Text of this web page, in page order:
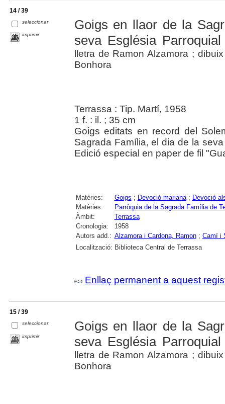
14 / 39
seleccionar
imprimir
Goigs en llaor de la
seva Església
lletra de Ramon Alzamora ;
Bonhora
Terrassa : Tip. Martí, 1958
1 f. : il. ; 35 cm
Goigs editats en record del
Sagrada Família, el dia de la
Edició especial en paper de fil
Matèries: Goigs ; Devoció mariana; Devoció
Matèries:
Parròquia de la Sagrada Família de
Àmbit:
Terrassa
Cronologia:
1958
Autors add.: Alzamora i Cardona, Ramon; Camí i
Localització: Biblioteca Central de Terrassa
Enllaç permanent a aquest
15 / 39
seleccionar
imprimir
Goigs en llaor de la
seva Església
lletra de Ramon Alzamora ;
Bonhora